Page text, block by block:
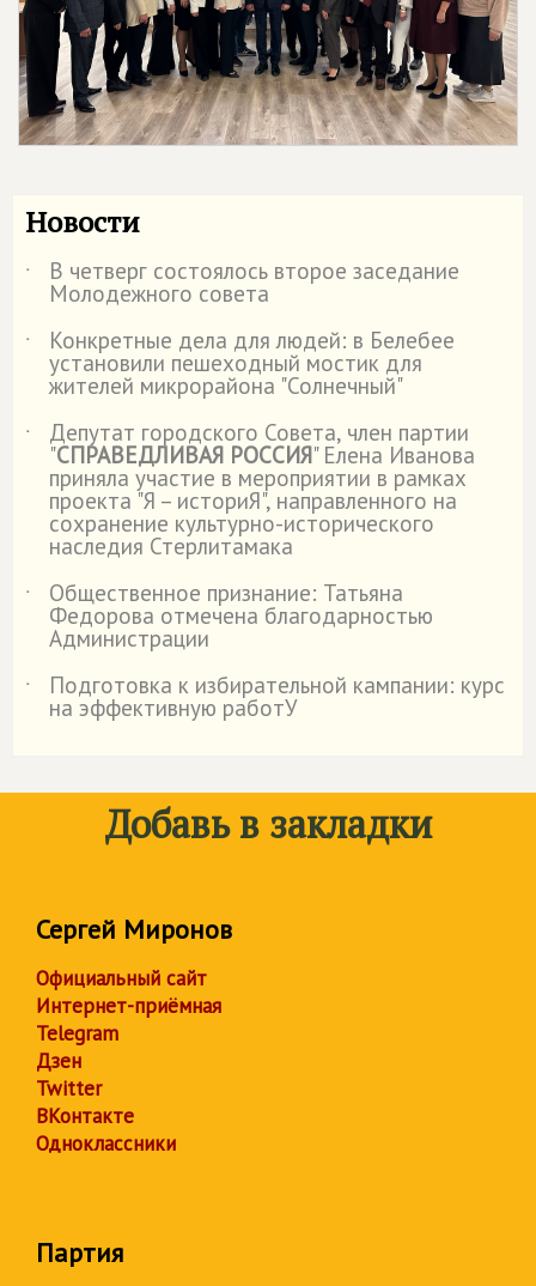
Новости
˙ В четверг состоялось второе заседание
Молодежного совета
˙
Конкретные дела для людей: в Белебее
установили пешеходный мостик для
жителей микрорайона "Солнечный"
˙
Депутат городского Совета, член партии
"СПРАВЕДЛИВАЯ РОССИЯ" Елена Иванова
приняла участие в мероприятии в рамках
проекта "Я – историЯ", направленного на
сохранение культурно-исторического
наследия Стерлитамака
˙
Общественное признание: Татьяна
Федорова отмечена благодарностью
Администрации
˙
Подготовка к избирательной кампании: курс
на эффективную работУ
Добавь в закладки
Сергей Миронов
Официальный сайт
Интернет-приёмная
Telegram
Дзен
Twitter
ВКонтакте
Одноклассники
Партия